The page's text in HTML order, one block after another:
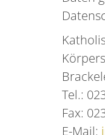
Tel.:
Fax:
E-Mail: